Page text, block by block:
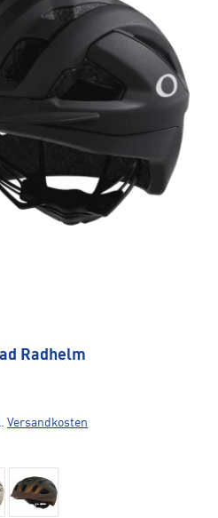
Radhelm
Versandkosten